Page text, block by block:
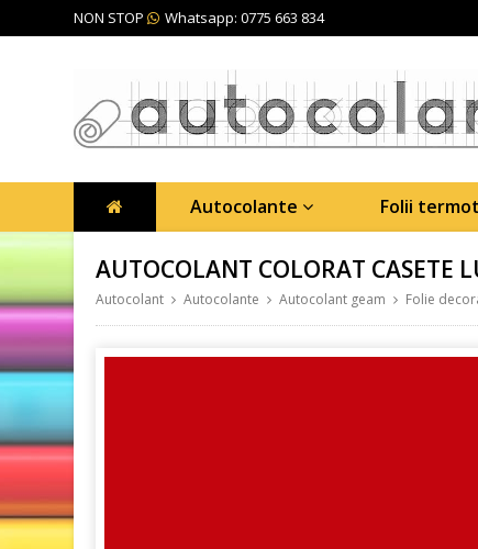
NON STOP Whatsapp: 0775 663 834
Autocolante Folii
AUTOCOLANT COLORAT CASETE
Autocolant Autocolante Autocolant geam Folie